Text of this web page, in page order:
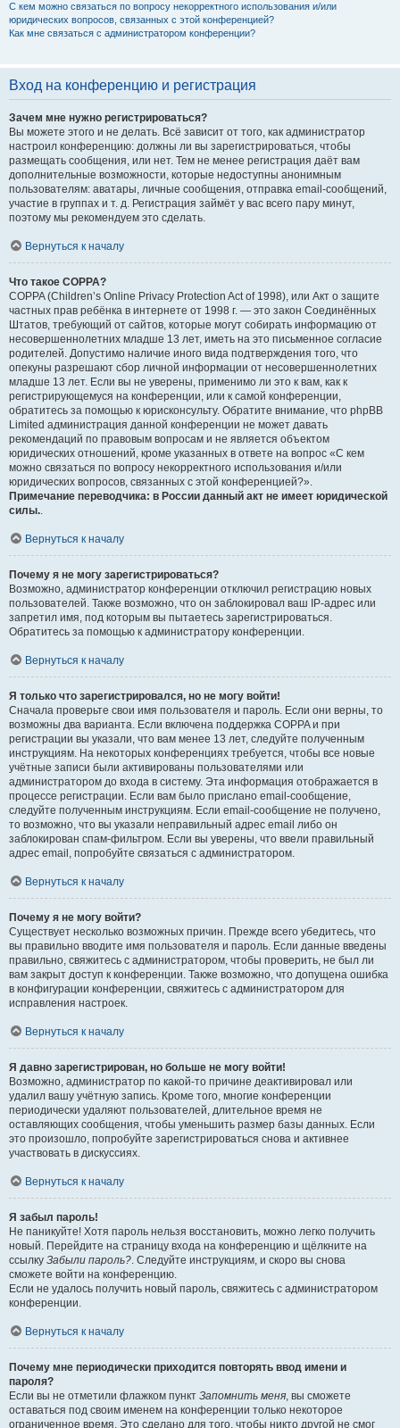
С кем можно связаться по вопросу некорректного использования и/или
юридических вопросов, связанных с этой конференцией?
Как мне связаться с администратором конференции?
Вход на конференцию и регистрация
Зачем мне нужно регистрироваться?
Вы можете этого и не делать. Всё зависит от того, как администратор
настроил конференцию: должны ли вы зарегистрироваться, чтобы
размещать сообщения, или нет. Тем не менее регистрация даёт вам
дополнительные возможности, которые недоступны анонимным
пользователям: аватары, личные сообщения, отправка email-сообщений,
участие в группах и т. д. Регистрация займёт у вас всего пару минут,
поэтому мы рекомендуем это сделать.
Вернуться к началу
Что такое COPPA?
COPPA (Children’s Online Privacy Protection Act of 1998), или Акт о защите
частных прав ребёнка в интернете от 1998 г. — это закон Соединённых
Штатов, требующий от сайтов, которые могут собирать информацию от
несовершеннолетних младше 13 лет, иметь на это письменное согласие
родителей. Допустимо наличие иного вида подтверждения того, что
опекуны разрешают сбор личной информации от несовершеннолетних
младше 13 лет. Если вы не уверены, применимо ли это к вам, как к
регистрирующемуся на конференции, или к самой конференции,
обратитесь за помощью к юрисконсульту. Обратите внимание, что phpBB
Limited администрация данной конференции не может давать
рекомендаций по правовым вопросам и не является объектом
юридических отношений, кроме указанных в ответе на вопрос «С кем
можно связаться по вопросу некорректного использования и/или
юридических вопросов, связанных с этой конференцией?».
Примечание переводчика: в России данный акт не имеет юридической
силы..
Вернуться к началу
Почему я не могу зарегистрироваться?
Возможно, администратор конференции отключил регистрацию новых
пользователей. Также возможно, что он заблокировал ваш IP-адрес или
запретил имя, под которым вы пытаетесь зарегистрироваться.
Обратитесь за помощью к администратору конференции.
Вернуться к началу
Я только что зарегистрировался, но не могу войти!
Сначала проверьте свои имя пользователя и пароль. Если они верны, то
возможны два варианта. Если включена поддержка COPPA и при
регистрации вы указали, что вам менее 13 лет, следуйте полученным
инструкциям. На некоторых конференциях требуется, чтобы все новые
учётные записи были активированы пользователями или
администратором до входа в систему. Эта информация отображается в
процессе регистрации. Если вам было прислано email-сообщение,
следуйте полученным инструкциям. Если email-сообщение не получено,
то возможно, что вы указали неправильный адрес email либо он
заблокирован спам-фильтром. Если вы уверены, что ввели правильный
адрес email, попробуйте связаться с администратором.
Вернуться к началу
Почему я не могу войти?
Существует несколько возможных причин. Прежде всего убедитесь, что
вы правильно вводите имя пользователя и пароль. Если данные введены
правильно, свяжитесь с администратором, чтобы проверить, не был ли
вам закрыт доступ к конференции. Также возможно, что допущена ошибка
в конфигурации конференции, свяжитесь с администратором для
исправления настроек.
Вернуться к началу
Я давно зарегистрирован, но больше не могу войти!
Возможно, администратор по какой-то причине деактивировал или
удалил вашу учётную запись. Кроме того, многие конференции
периодически удаляют пользователей, длительное время не
оставляющих сообщения, чтобы уменьшить размер базы данных. Если
это произошло, попробуйте зарегистрироваться снова и активнее
участвовать в дискуссиях.
Вернуться к началу
Я забыл пароль!
Не паникуйте! Хотя пароль нельзя восстановить, можно легко получить
новый. Перейдите на страницу входа на конференцию и щёлкните на
ссылку Забыли пароль?. Следуйте инструкциям, и скоро вы снова
сможете войти на конференцию.
Если не удалось получить новый пароль, свяжитесь с администратором
конференции.
Вернуться к началу
Почему мне периодически приходится повторять ввод имени и
пароля?
Если вы не отметили флажком пункт Запомнить меня, вы сможете
оставаться под своим именем на конференции только некоторое
ограниченное время. Это сделано для того, чтобы никто другой не смог